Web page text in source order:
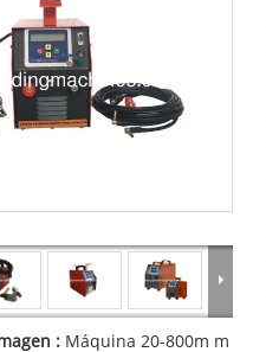
: Máquina 20-800m m